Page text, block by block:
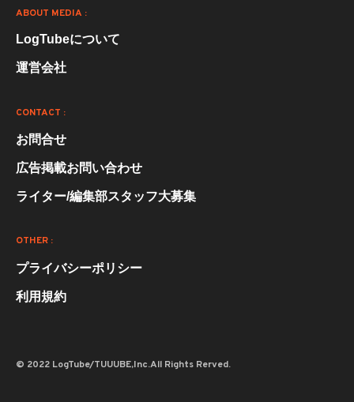
ABOUT MEDIA :
LogTubeについて
運営会社
CONTACT :
お問合せ
広告掲載お問い合わせ
ライター/編集部スタッフ大募集
OTHER :
プライバシーポリシー
利用規約
© 2022 LogTube/TUUUBE,Inc.All Rights Rerved.